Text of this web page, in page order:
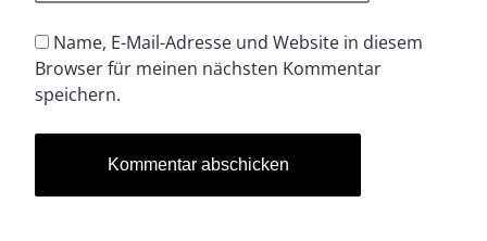
Name, E-Mail-Adresse und Website in diesem
Browser für meinen nächsten Kommentar
speichern.